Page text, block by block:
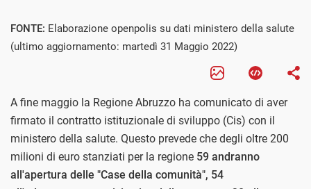
FONTE: Elaborazione openpolis su dati ministero della salute
(ultimo aggiornamento: martedì 31 Maggio 2022)
A fine maggio la Regione Abruzzo ha comunicato di aver
firmato il contratto istituzionale di sviluppo (Cis) con il
ministero della salute. Questo prevede che degli oltre 200
milioni di euro stanziati per la regione 59 andranno
all'apertura delle "Case della comunità", 54